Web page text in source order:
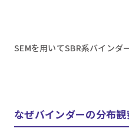
SEMを用いてSBR系バインダ
なぜバインダーの分布